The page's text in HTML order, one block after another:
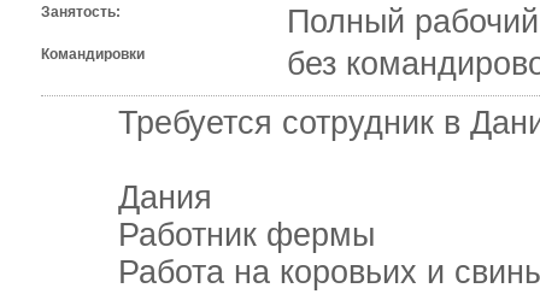
Занятость: Полный
Командировки
без
Требуется сотрудник в
Дания
Работник фермы
Работа на коровьих и